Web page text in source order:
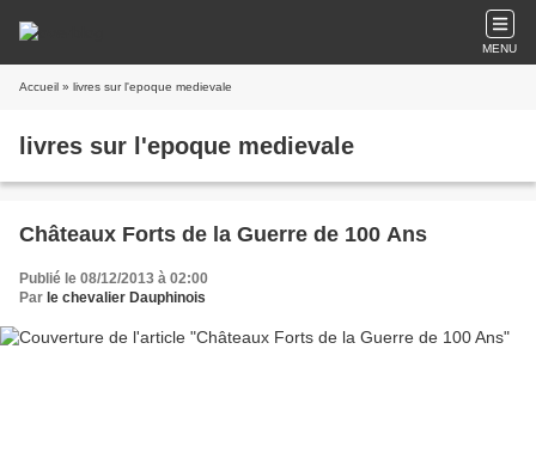
MENU
Accueil » livres sur l'epoque medievale
livres sur l'epoque medievale
Châteaux Forts de la Guerre de 100 Ans
Publié le 08/12/2013 à 02:00
Par le chevalier Dauphinois